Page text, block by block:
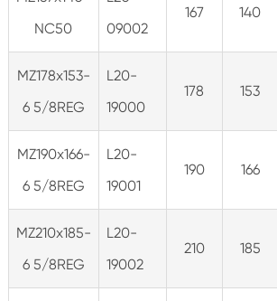
NC50
09002
167 140
MZ178x153-
6 5/8REG
L20-
19000
178 153
MZ190x166-
6 5/8REG
L20-
19001
190 166
MZ210x185-
6 5/8REG
L20-
19002
210 185